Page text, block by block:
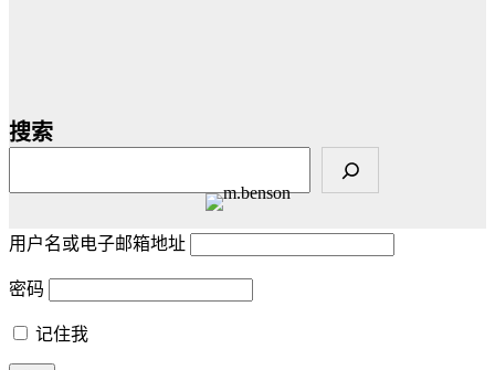
搜索
用户名或电子邮箱地址
密码
记住我